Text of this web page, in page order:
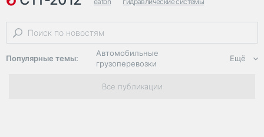
передвижные сто
Популярные темы:
Автомобильные
грузоперевозки
Региональная
логистика
Ещё
Все публикации